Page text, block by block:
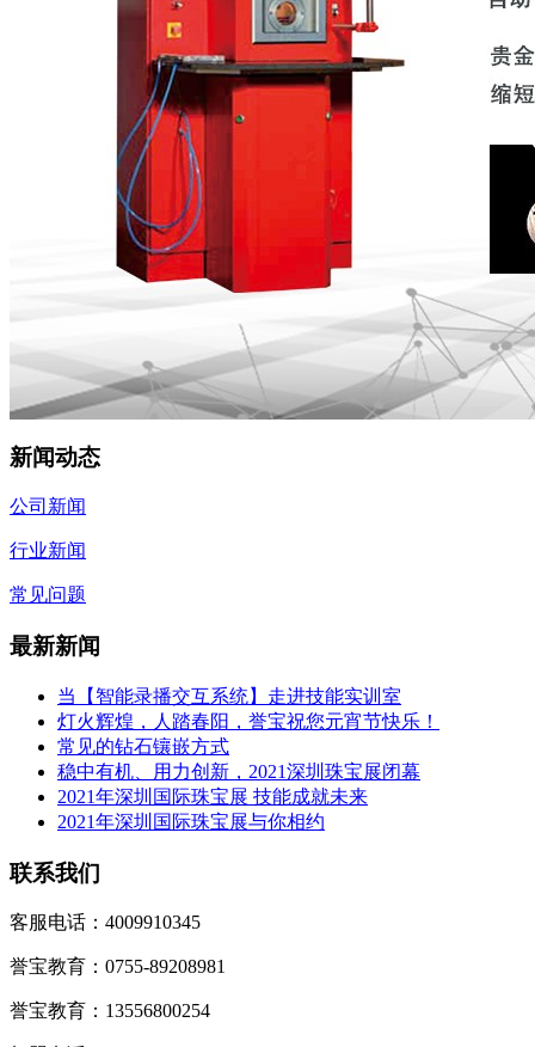
新闻动态
公司新闻
行业新闻
常见问题
最新新闻
当【智能录播交互系统】走进技能实训室
灯火辉煌，人踏春阳，誉宝祝您元宵节快乐！
常见的钻石镶嵌方式
稳中有机、用力创新，2021深圳珠宝展闭幕
2021年深圳国际珠宝展 技能成就未来
2021年深圳国际珠宝展与你相约
联系我们
客服电话：4009910345
誉宝教育：0755-89208981
誉宝教育：13556800254